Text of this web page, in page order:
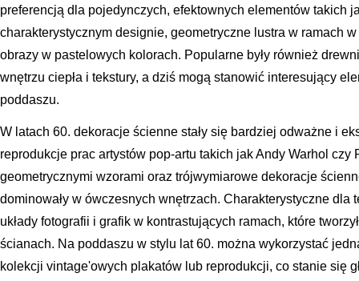
preferencją dla pojedynczych, efektownych elementów takich
charakterystycznym designie, geometryczne lustra w ramach
obrazy w pastelowych kolorach. Popularne były również
wnętrzu ciepła i tekstury, a dziś mogą stanowić interesujący
poddaszu.
W latach 60. dekoracje ścienne stały się bardziej odważne i
reprodukcje prac artystów pop-artu takich jak Andy Warhol
geometrycznymi wzorami oraz trójwymiarowe dekoracje
dominowały w ówczesnych wnętrzach. Charakterystyczne dla
układy fotografii i grafik w kontrastujących ramach, które
ścianach. Na poddaszu w stylu lat 60. można wykorzystać
kolekcji vintage'owych plakatów lub reprodukcji, co stanie się